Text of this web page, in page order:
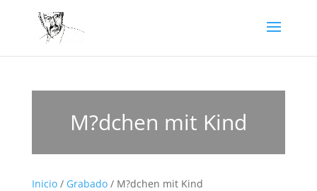
M?dchen mit Kind
Inicio/ Grabado/ M?dchen mit Kind